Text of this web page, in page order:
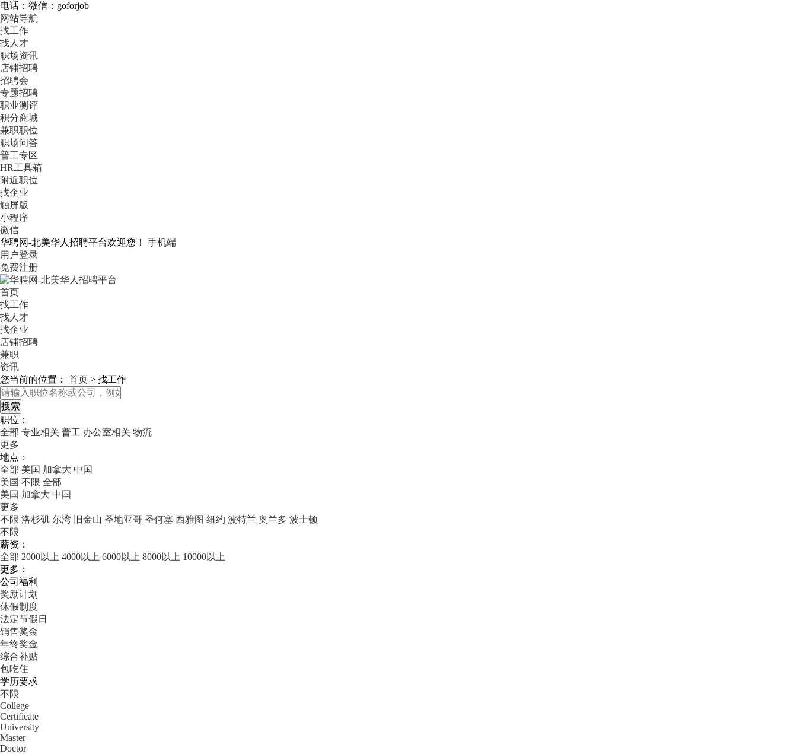
电话：微信：goforjob
网站导航
找工作
找人才
职场资讯
店铺招聘
招聘会
专题招聘
职业测评
积分商城
兼职职位
职场问答
普工专区
HR工具箱
附近职位
找企业
触屏版
小程序
微信
华聘网-北美华人招聘平台欢迎您！
手机端
用户登录
免费注册
首页
找工作
找人才
找企业
店铺招聘
兼职
资讯
您当前的位置： 首页 > 找工作
职位：
全部 专业相关 普工 办公室相关 物流
更多
地点：
全部 美国 加拿大 中国
美国 不限 全部
美国 加拿大 中国
更多
不限 洛杉矶 尔湾 旧金山 圣地亚哥 圣何塞 西雅图 纽约 波特兰 奥兰多 波士顿
不限
薪资：
全部 2000以上 4000以上 6000以上 8000以上 10000以上
更多：
公司福利
奖励计划
休假制度
法定节假日
销售奖金
年终奖金
综合补贴
包吃住
学历要求
不限
College
Certificate
University
Master
Doctor